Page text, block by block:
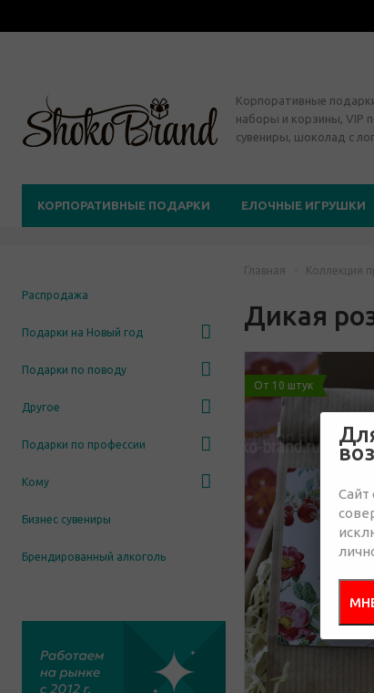
Корпоративные
наборы и корзины, VIP
сувениры, шоколад с
КОРПОРАТИВНЫЕ ПОДАРКИ ЕЛОЧНЫЕ ИГРУШКИ
Распродажа
Подарки на Новый год
Подарки по поводу
Другое
Подарки по профессии
Кому
Бизнес сувениры
Брендированный алкоголь
Главная - Коллекция
Дикая
От 10 штук
Сайт